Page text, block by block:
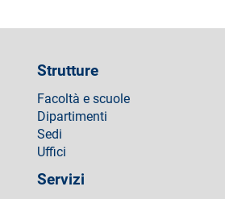
Strutture
Facoltà e scuole
Dipartimenti
Sedi
Uffici
Servizi